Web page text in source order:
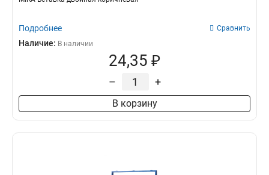
Подробнее Сравнить
Наличие: В наличии
24,35 ₽
– +
В корзину